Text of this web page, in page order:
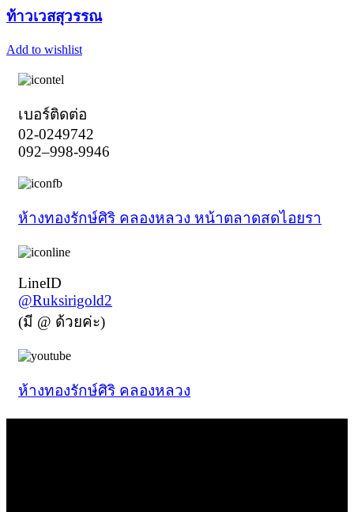
ท้าวเวสสุวรรณ
Add to wishlist
เบอร์ติดต่อ
02-0249742
092–998-9946
ห้างทองรักษ์ศิริ คลองหลวง หน้าตลาดสดไอยรา
LineID
@Ruksirigold2
(มี @ ด้วยค่ะ)
ห้างทองรักษ์ศิริ คลองหลวง